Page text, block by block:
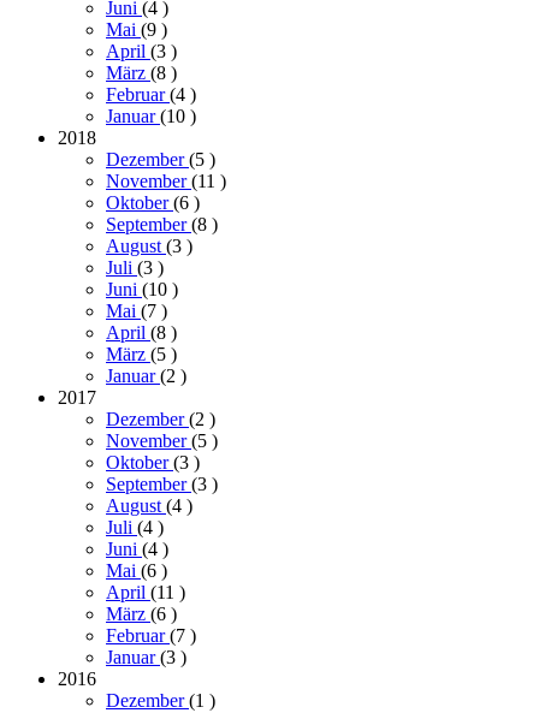
Juni (4 )
Mai (9 )
April (3 )
März (8 )
Februar(4 )
Januar(10 )
2018
Dezember(5 )
November(11 )
Oktober(6 )
September(8 )
August(3 )
Juli (3 )
Juni (10 )
Mai (7 )
April (8 )
März (5 )
Januar(2 )
2017
Dezember(2 )
November(5 )
Oktober(3 )
September(3 )
August(4 )
Juli (4 )
Juni (4 )
Mai (6 )
April (11 )
März (6 )
Februar(7 )
Januar(3 )
2016
Dezember(1 )